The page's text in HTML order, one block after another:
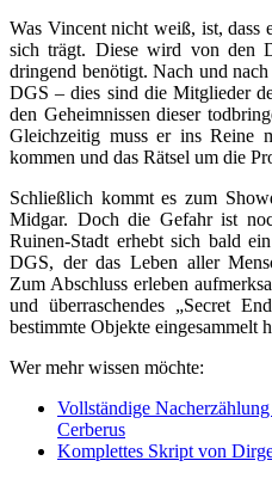
Was Vincent nicht weiß, ist, dass
sich trägt. Diese wird von den
dringend benötigt. Nach und
DGS – dies sind die Mitglieder
den Geheimnissen dieser
Gleichzeitig muss er ins Reine
kommen und das Rätsel um die
Schließlich kommt es zum
Midgar. Doch die Gefahr ist
Ruinen-Stadt erhebt sich bald
DGS, der das Leben aller
Zum Abschluss erleben
und überraschendes „Secret
bestimmte Objekte eingesammelt
Wer mehr wissen möchte:
Vollständige
Cerberus
Komplettes Skript von